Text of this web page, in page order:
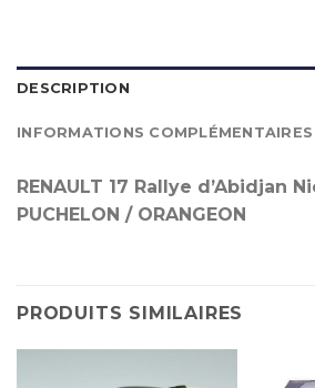
DESCRIPTION
INFORMATIONS COMPLÉMENTAIRES
RENAULT 17 Rallye d’Abidjan
PUCHELON / ORANGEON
PRODUITS SIMILAIRES